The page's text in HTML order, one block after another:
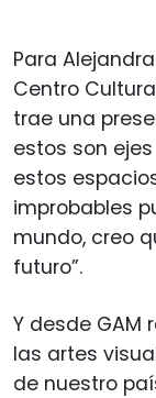
Para
Centro
trae una
estos son
estos
improbables
mundo, creo
futuro”.
Y desde GAM
las artes
de nuestro